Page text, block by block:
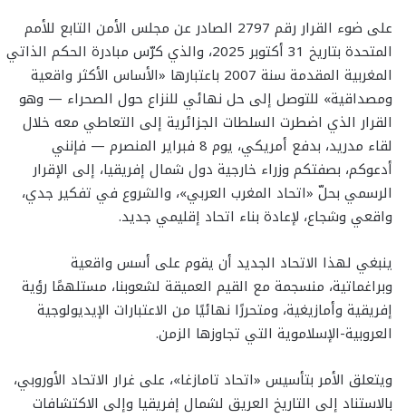
على ضوء القرار رقم 2797 الصادر عن مجلس الأمن التابع للأمم
المتحدة بتاريخ 31 أكتوبر 2025، والذي كرّس مبادرة الحكم الذاتي
المغربية المقدمة سنة 2007 باعتبارها «الأساس الأكثر واقعية
ومصداقية» للتوصل إلى حل نهائي للنزاع حول الصحراء — وهو
القرار الذي اضطرت السلطات الجزائرية إلى التعاطي معه خلال
لقاء مدريد، بدفع أمريكي، يوم 8 فبراير المنصرم — فإنني
أدعوكم، بصفتكم وزراء خارجية دول شمال إفريقيا، إلى الإقرار
الرسمي بحلّ «اتحاد المغرب العربي»، والشروع في تفكير جدي،
واقعي وشجاع، لإعادة بناء اتحاد إقليمي جديد.
ينبغي لهذا الاتحاد الجديد أن يقوم على أسس واقعية
وبراغماتية، منسجمة مع القيم العميقة لشعوبنا، مستلهمًا رؤية
إفريقية وأمازيغية، ومتحررًا نهائيًا من الاعتبارات الإيديولوجية
العروبية-الإسلاموية التي تجاوزها الزمن.
ويتعلق الأمر بتأسيس «اتحاد تامازغا»، على غرار الاتحاد الأوروبي،
بالاستناد إلى التاريخ العريق لشمال إفريقيا وإلى الاكتشافات